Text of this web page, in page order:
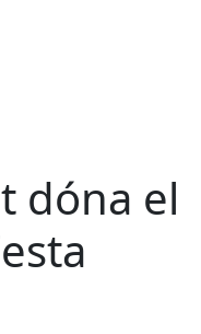
dóna el